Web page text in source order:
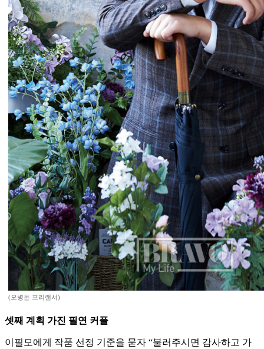
(오병돈 프리랜서)
셋째 계획 가진 필연 커플
이필모에게 작품 선정 기준을 묻자 “불러주시면 감사하고 가